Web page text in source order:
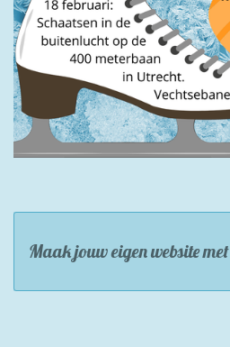
Maak jouw eigen website met